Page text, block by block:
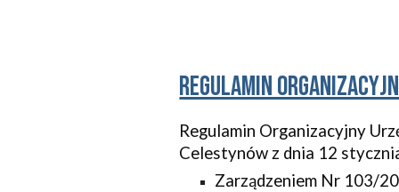
regulamin
Regulamin Organizacyjny
Celestynów z dnia 12
Zarządzeniem Nr 103/